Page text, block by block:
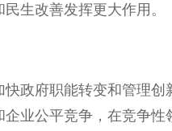
生改善发挥更大作用。
政府职能转变和管理
业公平竞争，在竞争